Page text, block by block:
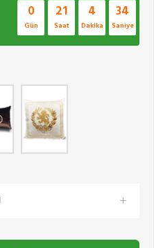
0
Gün
21
Saat
4
Dakika
34
Saniye